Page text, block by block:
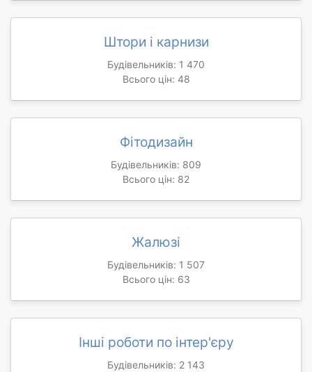
Штори і карнизи
Будівельників: 1 470
Всього цін: 48
Фітодизайн
Будівельників: 809
Всього цін: 82
Жалюзі
Будівельників: 1 507
Всього цін: 63
Інші роботи по інтер'єру
Будівельників: 2 143